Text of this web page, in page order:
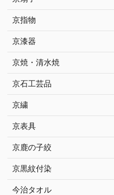
京指物
京漆器
京焼・清水焼
京石工芸品
京繍
京表具
京鹿の子絞
京黒紋付染
今治タオル